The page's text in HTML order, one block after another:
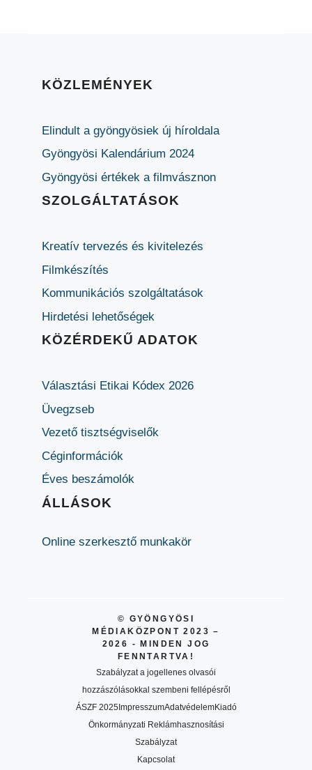
KÖZLEMÉNYEK
Elindult a gyöngyösiek új híroldala
Gyöngyösi Kalendárium 2024
Gyöngyösi értékek a filmvásznon
SZOLGÁLTATÁSOK
Kreatív tervezés és kivitelezés
Filmkészítés
Kommunikációs szolgáltatások
Hirdetési lehetőségek
KÖZÉRDEKŰ ADATOK
Választási Etikai Kódex 2026
Üvegzseb
Vezető tisztségviselők
Céginformációk
Éves beszámolók
ÁLLÁSOK
Online szerkesztő munkakör
© GYÖNGYÖSI
MÉDIAKÖZPONT 2023 –
2026 - MINDEN JOG
FENNTARTVA!
Szabályzat a jogellenes olvasói
hozzászólásokkal szembeni fellépésről
ÁSZF 2025ImpresszumAdatvédelemKiadó
Önkormányzati Reklámhasznosítási
Szabályzat
Kapcsolat